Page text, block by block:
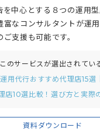
資料ダウンロード
を中心とする８つの運用
富なコンサルタントが運
支援も可能です。
のサービスが選出されてい